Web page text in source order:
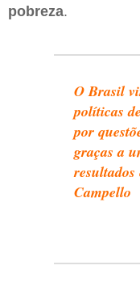
pobreza.
O Brasil
políticas
por
graças a
resultados
Campello